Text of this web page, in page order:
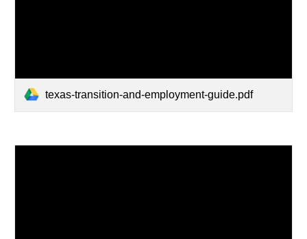
texas-transition-and-employment-guide.pdf